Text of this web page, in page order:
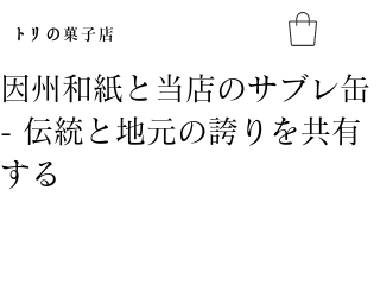
​トリの 菓子店​
因州和紙と当店のサブレ缶
- 伝統と地元の誇りを共有
する